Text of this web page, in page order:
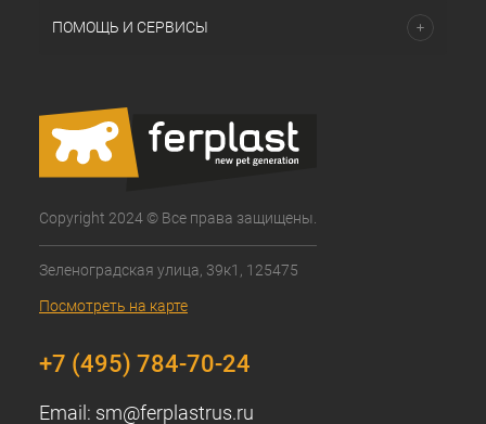
ПОМОЩЬ И СЕРВИСЫ
Copyright 2024 © Все права защищены.
Зеленоградская улица, 39к1, 125475
Посмотреть на карте
+7 (495) 784-70-24
Email: sm@ferplastrus.ru